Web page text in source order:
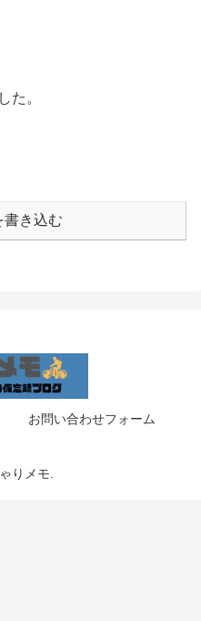
た。
書き込む
お問い合わせフォーム
りメモ.